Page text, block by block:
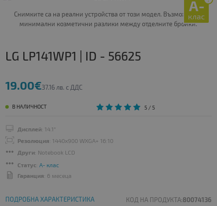
A-
клас
Снимките са на реални устройства от този модел. Възможни са
минимални козметични разлики между отделните бройки.
LG LP141WP1 | ID - 56625
19.00€37.16 лв. с ДДС
В НАЛИЧНОСТ 5/ 5
Дисплей: 14.1"
Резолюция: 1440x900 WXGA+ 16:10
Други: Notebook LCD
Статус: A- клас
Гаранция: 6 месеца
ПОДРОБНА ХАРАКТЕРИСТИКА КОД НА ПРОДУКТА:80074136